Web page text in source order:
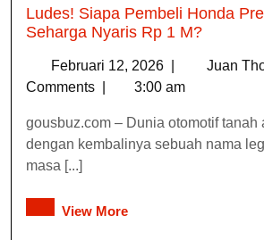
Ludes! Siapa Pembeli Honda
Seharga Nyaris Rp 1 M?
Februari 12, 2026 Juan
Comments
3:00 am
gousbuz.com – Dunia otomotif tanah
dengan kembalinya sebuah nama
masa [...]
View More